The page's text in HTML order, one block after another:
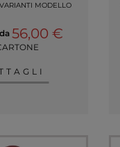
MODELLO
56,00 €